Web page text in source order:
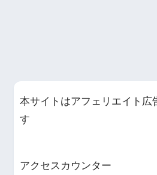
本サイトはアフェリエイト広
す
アクセスカウンター